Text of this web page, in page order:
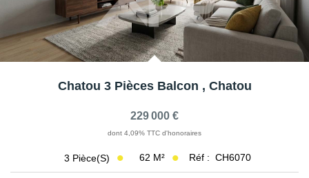
AFR IMMOBILIER Chatou - Transaction
AFR IMMOBILIER Houilles
AFR IMMOBILIER Sartrouville
Chatou 3 Pièces Balcon , Chatou
229 000 €
dont 4,09% TTC d'honoraires
3 Pièce(s) 62 M² Réf : CH6070